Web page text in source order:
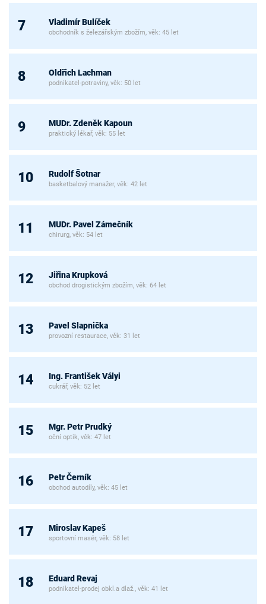
7 Vladimír Bulíček
obchodník s železářským zbožím, věk: 45 let
8 Oldřich Lachman
podnikatel-potraviny, věk: 50 let
9 MUDr. Zdeněk Kapoun
praktický lékař, věk: 55 let
10 Rudolf Šotnar
basketbalový manažer, věk: 42 let
11 MUDr. Pavel Zámečník
chirurg, věk: 54 let
12 Jiřina Krupková
obchod drogistickým zbožím, věk: 64 let
13 Pavel Slapnička
provozní restaurace, věk: 31 let
14 Ing. František Vályi
cukrář, věk: 52 let
15 Mgr. Petr Prudký
oční optik, věk: 47 let
16 Petr Černík
obchod autodíly, věk: 45 let
17 Miroslav Kapeš
sportovní masér, věk: 58 let
18 Eduard Revaj
podnikatel-prodej obkl.a dlaž., věk: 41 let